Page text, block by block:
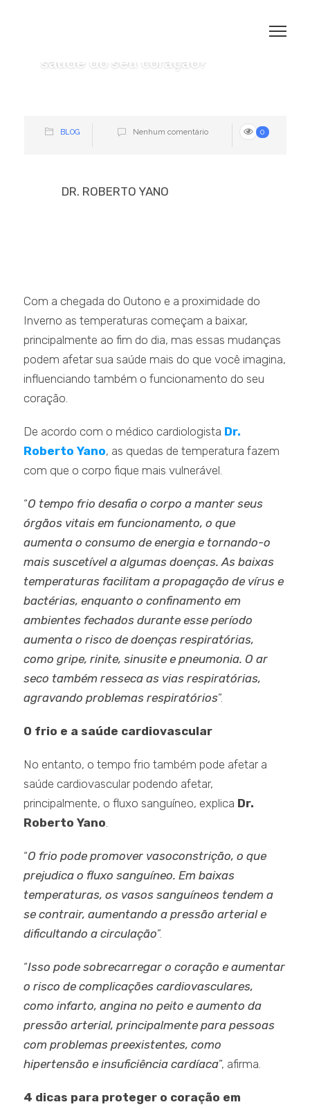
saúde do seu coração?
BLOG Nenhum comentário 0
DR. ROBERTO YANO
Com a chegada do Outono e a proximidade do
Inverno as temperaturas começam a baixar,
principalmente ao fim do dia, mas essas mudanças
podem afetar sua saúde mais do que você imagina,
influenciando também o funcionamento do seu
coração.
De acordo com o médico cardiologista Dr.
Roberto Yano, as quedas de temperatura fazem
com que o corpo fique mais vulnerável.
“O tempo frio desafia o corpo a manter seus
órgãos vitais em funcionamento, o que
aumenta o consumo de energia e tornando-o
mais suscetível a algumas doenças. As baixas
temperaturas facilitam a propagação de vírus e
bactérias, enquanto o confinamento em
ambientes fechados durante esse período
aumenta o risco de doenças respiratórias,
como gripe, rinite, sinusite e pneumonia. O ar
seco também resseca as vias respiratórias,
agravando problemas respiratórios”.
O frio e a saúde cardiovascular
No entanto, o tempo frio também pode afetar a
saúde cardiovascular podendo afetar,
principalmente, o fluxo sanguíneo, explica Dr.
Roberto Yano.
“O frio pode promover vasoconstrição, o que
prejudica o fluxo sanguíneo. Em baixas
temperaturas, os vasos sanguíneos tendem a
se contrair, aumentando a pressão arterial e
dificultando a circulação”.
“Isso pode sobrecarregar o coração e aumentar
o risco de complicações cardiovasculares,
como infarto, angina no peito e aumento da
pressão arterial, principalmente para pessoas
com problemas preexistentes, como
hipertensão e insuficiência cardíaca”, afirma.
4 dicas para proteger o coração em